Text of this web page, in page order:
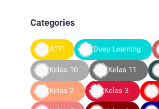
Categories
ATP Deep Learning
Kelas 10 Kelas 11
Kelas 2 Kelas 3